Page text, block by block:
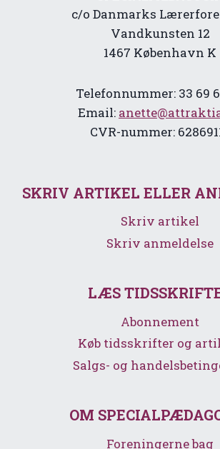
c/o Danmarks
Vandkunsten 12
1467 København K
Telefonnummer: 33 69
Email:
CVR-nummer:
SKRIV ARTIKEL ELLER
Skriv artikel
Skriv anmeldelse
LÆS
Abonnement
Køb tidsskrifter og
Salgs- og
OM
Foreningerne bag